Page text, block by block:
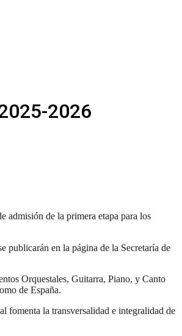
2026
admisión de la primera etapa para los
publicarán en la página de la Secretaría de
Orquestales, Guitarra, Piano, y Canto
de España.
fomenta la transversalidad e integralidad de